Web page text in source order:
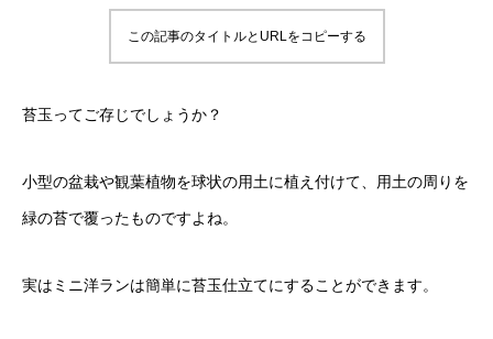
この記事のタイトルとURLをコピーする
苔玉ってご存じでしょうか？
小型の盆栽や観葉植物を球状の用土に植え付けて、用土の周りを
緑の苔で覆ったものですよね。
実はミニ洋ランは簡単に苔玉仕立てにすることができます。